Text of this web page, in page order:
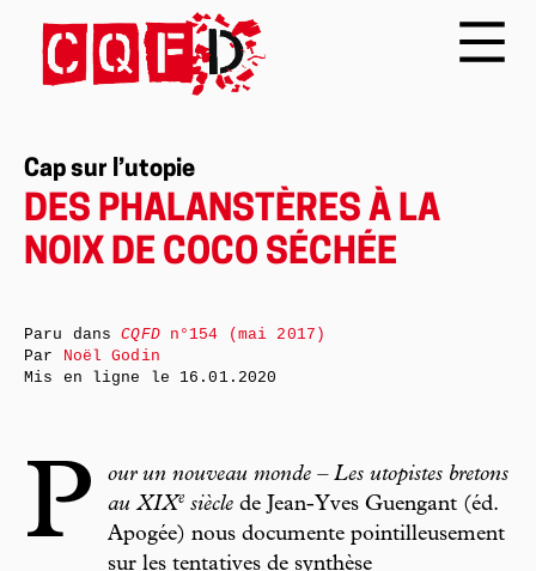
Cap sur l’utopie
DES PHALANSTÈRES À LA
NOIX DE COCO SÉCHÉE
P
our un nouveau monde – Les utopistes bretons
au XIXe siècle de Jean-Yves Guengant (éd.
Apogée) nous documente pointilleusement
sur les tentatives de synthèse
Paru dansCQFDn°154 (mai 2017)
Par Noël Godin
Mis en ligne le 16.01.2020